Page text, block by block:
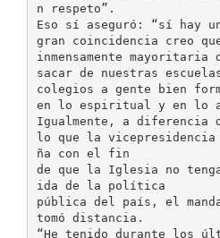
n respeto”.
Eso sí aseguró: “sí hay
gran coincidencia creo
inmensamente mayoritaria
sacar de nuestras
colegios a gente bien
en lo espiritual y en lo
Igualmente, a diferencia
lo que la vicepresidencia
ña con el fin
de que la Iglesia no
ida de la política
pública del país, el
tomó distancia.
“He tenido durante los